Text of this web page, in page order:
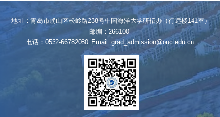
地址：青岛市崂山区松岭路238号中国海洋大学研招办（行远楼141室）
邮编：266100
电话：0532-66782080 Email: grad_admission@ouc.edu.cn